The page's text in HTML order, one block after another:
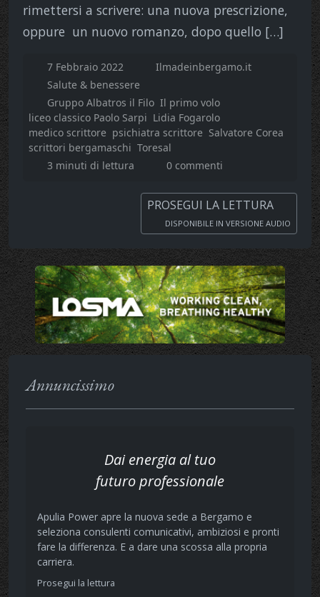
rimettersi a scrivere: una nuova prescrizione,
oppure un nuovo romanzo, dopo quello […]
7 Febbraio 2022
Ilmadeinbergamo.it
Salute & benessere
Gruppo Albatros il Filo Il primo volo
liceo classico Paolo Sarpi Lidia Fogarolo
medico scrittore psichiatra scrittore Salvatore Corea
scrittori bergamaschi Toresal
3 minuti di lettura
0 commenti
PROSEGUI LA LETTURA
DISPONIBILE IN VERSIONE AUDIO
Annuncissimo
Dai energia al tuo
futuro professionale
Apulia Power apre la nuova sede a Bergamo e
seleziona consulenti comunicativi, ambiziosi e pronti
fare la differenza. E a dare una scossa alla propria
carriera.
Prosegui la lettura